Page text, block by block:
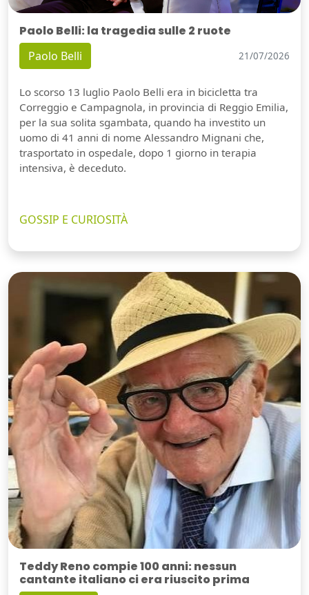
Paolo Belli: la tragedia sulle 2 ruote
Paolo Belli 21/07/2026
Lo scorso 13 luglio Paolo Belli era in bicicletta tra
Correggio e Campagnola, in provincia di Reggio Emilia,
per la sua solita sgambata, quando ha investito un
uomo di 41 anni di nome Alessandro Mignani che,
trasportato in ospedale, dopo 1 giorno in terapia
intensiva, è deceduto.
GOSSIP E CURIOSITÀ
Teddy Reno compie 100 anni: nessun
cantante italiano ci era riuscito prima